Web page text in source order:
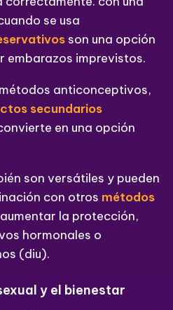
se usa
son una opción
embarazos imprevistos.
anticonceptivos,
secundarios
en una opción
son versátiles y pueden
con otros métodos
la protección,
hormonales o
(diu).
y el bienestar